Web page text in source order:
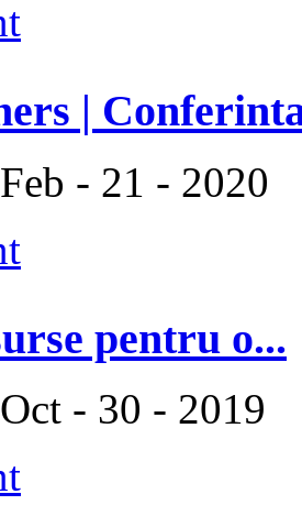
|
- 21 - 2020
pentru o...
- 30 - 2019